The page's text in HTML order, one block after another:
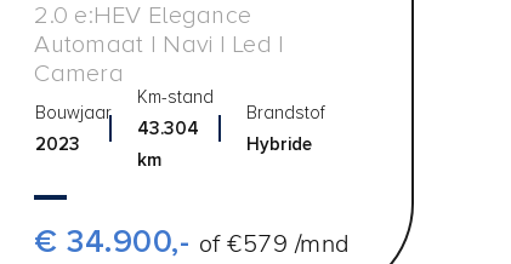
2.0 e:HEV Elegance
Automaat | Navi | Led |
Camera
Bouwjaar
2023
Km-stand
43.304
km
Brandstof
Hybride
€ 34.900,- of €579 /mnd